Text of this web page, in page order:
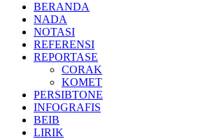
BERANDA
NADA
NOTASI
REFERENSI
REPORTASE
CORAK
KOMET
PERSIBTONE
INFOGRAFIS
BEIB
LIRIK